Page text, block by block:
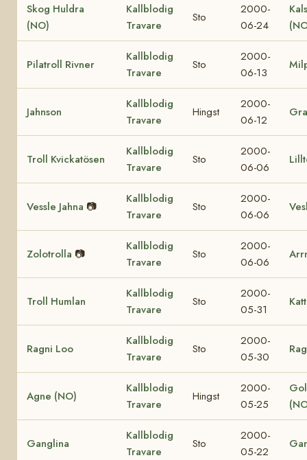
Skog Huldra
(NO)
Kallblodig
Travare
Sto
2000-
06-24
Pilatroll Rivner
Kallblodig
Travare
Sto
2000-
06-13
Jahnson
Kallblodig
Travare
Hingst
2000-
06-12
Troll Kvickatösen
Kallblodig
Travare
Sto
2000-
06-06
Vessle Jahna 📷
Kallblodig
Travare
Sto
2000-
06-06
Zolotrolla 📷
Kallblodig
Travare
Sto
2000-
06-06
Troll Humlan
Kallblodig
Travare
Sto
2000-
05-31
Ragni Loo
Kallblodig
Travare
Sto
2000-
05-30
Agne (NO)
Kallblodig
Travare
Hingst
2000-
05-25
Ganglina
Kallblodig
Travare
Sto
2000-
05-22